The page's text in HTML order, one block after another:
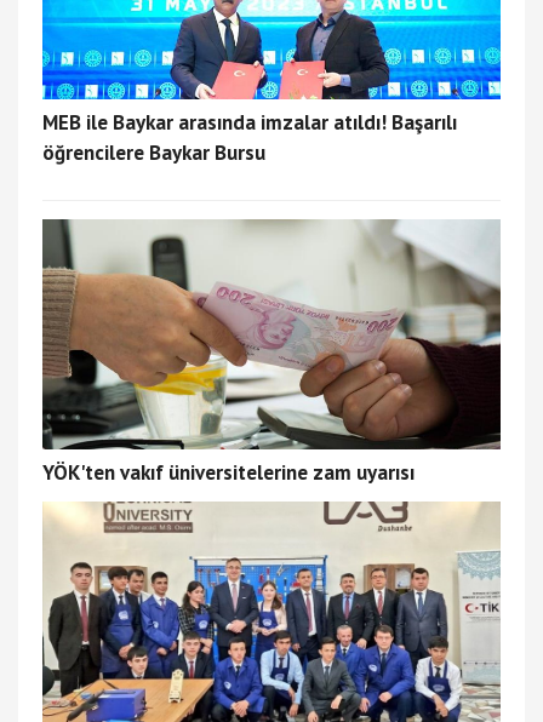
MEB ile Baykar arasında imzalar atıldı! Başarılı
öğrencilere Baykar Bursu
YÖK'ten vakıf üniversitelerine zam uyarısı